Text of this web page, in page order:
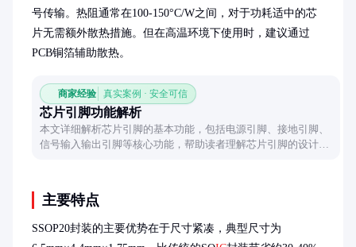
号传输。热阻通常在100-150°C/W之间，对于功耗适中的芯
片无需额外散热措施。但在高温环境下使用时，建议通过
PCB铜箔辅助散热。
商家经验 真实案例 · 安全可信
芯片引脚功能解析
本文详细解析芯片引脚的基本功能，包括电源引脚、接地引脚、
信号输入输出引脚等核心功能，帮助读者理解芯片引脚的设计逻
主要特点
SSOP20封装的主要优势在于尺寸紧凑，典型尺寸为